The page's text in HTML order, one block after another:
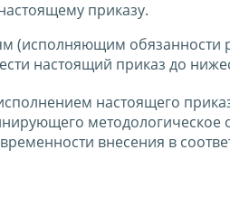
приказу.
(исполняющим обязанности
настоящий приказ до
настоящего
методологическое
внесения в